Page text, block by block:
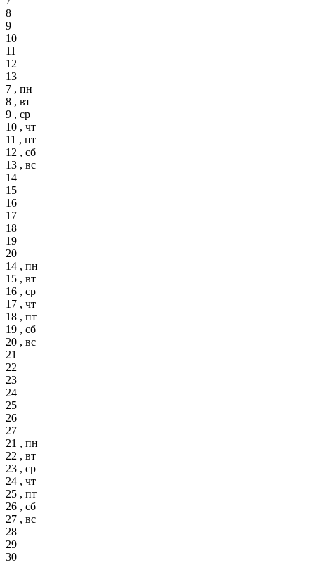
8
9
10
11
12
13
7 , пн
8 , вт
9 , ср
10 , чт
11 , пт
12 , сб
13 , вс
14
15
16
17
18
19
20
14 , пн
15 , вт
16 , ср
17 , чт
18 , пт
19 , сб
20 , вс
21
22
23
24
25
26
27
21 , пн
22 , вт
23 , ср
24 , чт
25 , пт
26 , сб
27 , вс
28
29
30